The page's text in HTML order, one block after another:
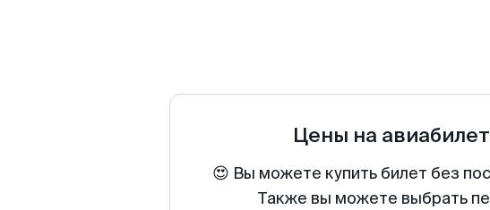
Цены на
😍 Вы можете купить билет без
Также вы можете выбрать